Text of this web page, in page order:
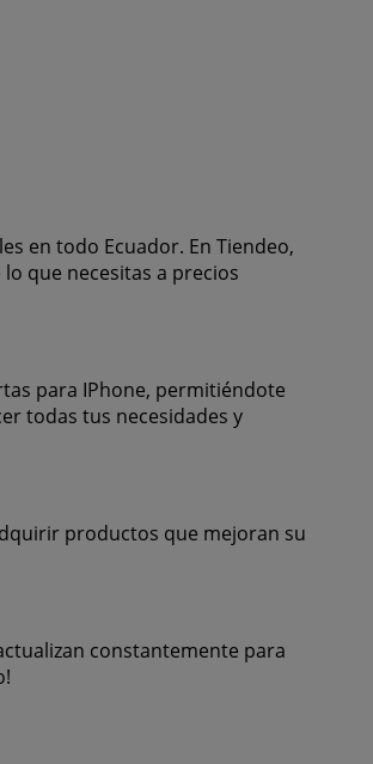
en todo Ecuador. En Tiendeo,
que necesitas a precios
para IPhone, permitiéndote
todas tus necesidades y
productos que mejoran su
constantemente para